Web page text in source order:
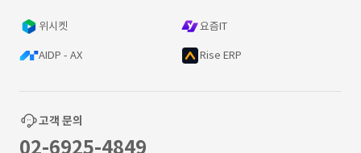
위시켓 요즘IT
AIDP - AX Rise ERP
고객 문의
02-6925-4849